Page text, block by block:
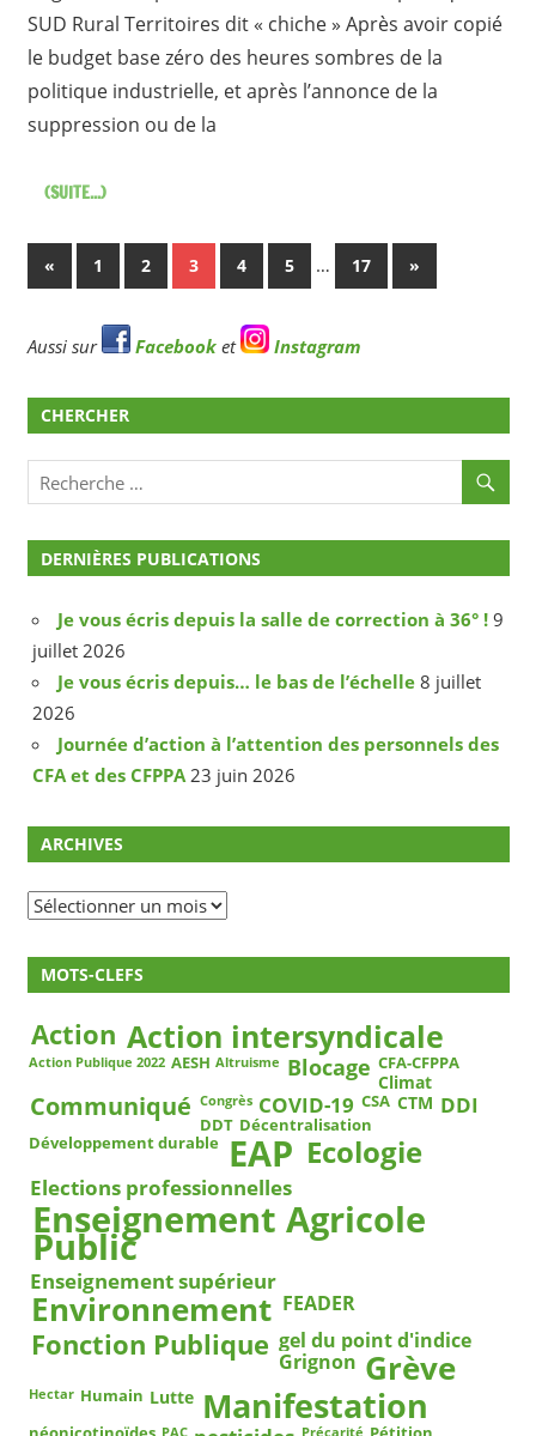
SUD Rural Territoires dit « chiche » Après avoir copié
le budget base zéro des heures sombres de la
politique industrielle, et après l’annonce de la
suppression ou de la
(SUITE...)
Pagination
publications
«Articles
précédents
1 2 3 4 5 … 17
Articles
suivants
»
Aussi sur Facebooket Instagram
CHERCHER
DERNIÈRES PUBLICATIONS
Je vous écris depuis la salle de correction à 36° ! 9
juillet 2026
Je vous écris depuis… le bas de l’échelle 8 juillet
2026
Journée d’action à l’attention des personnels des
CFA et des CFPPA 23 juin 2026
ARCHIVES
Archives
MOTS-CLEFS
Action Action intersyndicale
Action Publique 2022 AESH Altruisme Blocage CFA-CFPPA
Climat
Communiqué Congrès COVID-19 CSA CTM DDI
DDT Décentralisation
Développement durable EAP Ecologie
Elections professionnelles
Enseignement Agricole
Public
Enseignement supérieur
Environnement FEADER
Fonction Publique gel du point d'indice
Grignon Grève
Hectar Humain Lutte Manifestation
PAC Précarité